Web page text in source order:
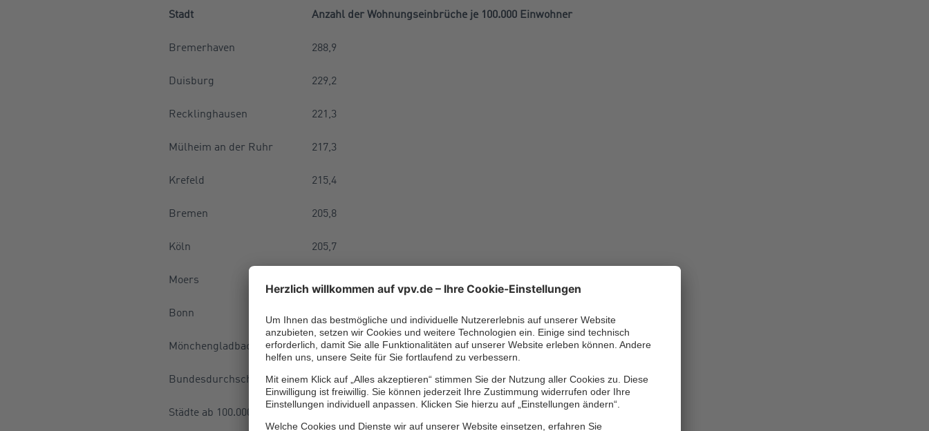
Stadt Anzahl der Wohnungseinbrüche je 100.000 Einwohner
Städte ab 100.000 Einwohner, Datenquelle: Polizeilichen Kriminalstatistik 2022 vom Bundeskriminalamt
Bremerhaven 288,9
Duisburg 229,2
Recklinghausen 221,3
Mülheim an der Ruhr 217,3
Krefeld 215,4
Bremen 205,8
Köln 205,7
Moers
Bonn
Mönchengladbach 188,1
Bundesdurchschnitt 79,1